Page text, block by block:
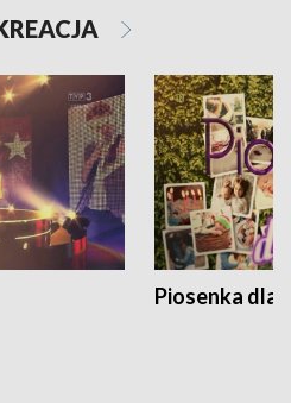
Piosenka dla